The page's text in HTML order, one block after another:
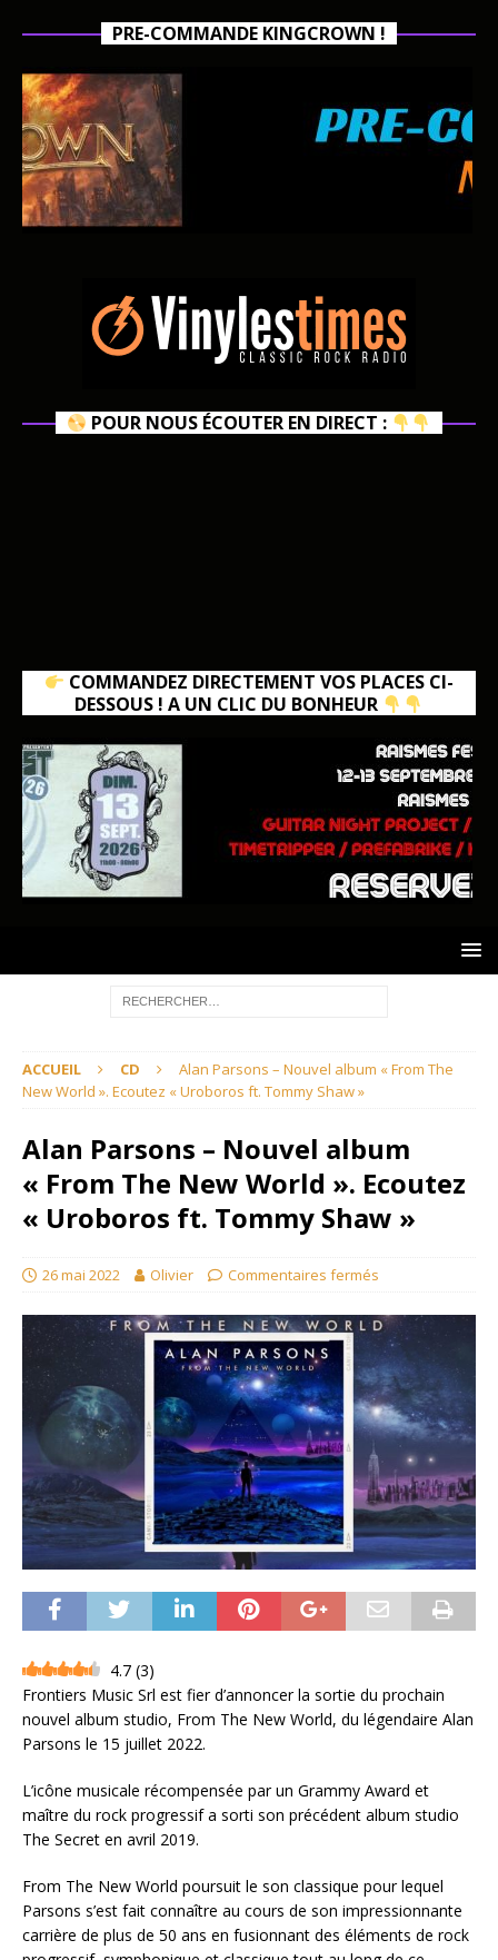
PRE-COMMANDE KINGCROWN !
POUR NOUS ÉCOUTER EN DIRECT :
COMMANDEZ DIRECTEMENT VOS PLACES CI-
DESSOUS ! A UN CLIC DU BONHEUR
ACCUEIL CD
Alan Parsons – Nouvel album « From The
New World ». Ecoutez « Uroboros ft. Tommy Shaw »
Alan Parsons – Nouvel album
« From The New World ». Ecoutez
« Uroboros ft. Tommy Shaw »
26 mai 2022 Olivier Commentaires fermés
4.7 (3)
Frontiers Music Srl est fier d’annoncer la sortie du prochain
nouvel album studio, From The New World, du légendaire Alan
Parsons le 15 juillet 2022.
L’icône musicale récompensée par un Grammy Award et
maître du rock progressif a sorti son précédent album studio
The Secret en avril 2019.
From The New World poursuit le son classique pour lequel
Parsons s’est fait connaître au cours de son impressionnante
carrière de plus de 50 ans en fusionnant des éléments de rock